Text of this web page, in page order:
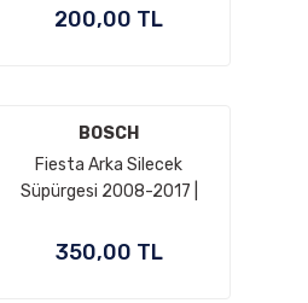
200,00 TL
BOSCH
Fiesta Arka Silecek
Süpürgesi 2008-2017 |
350,00 TL